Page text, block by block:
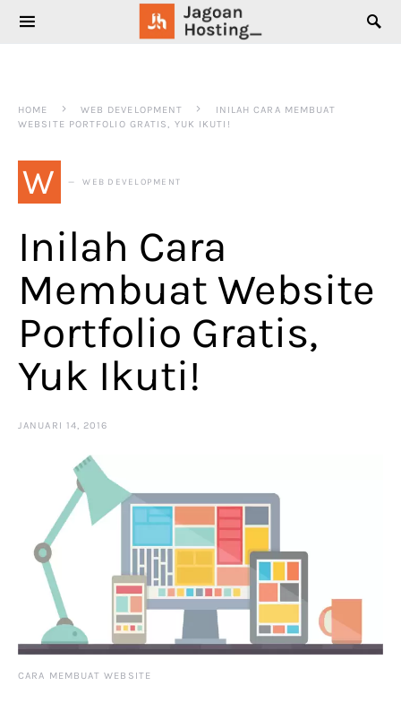
SEARCH FOR:
HOME WEB DEVELOPMENT
INILAH CARA MEMBUAT
WEBSITE PORTFOLIO GRATIS, YUK IKUTI!
W WEB DEVELOPMENT
Inilah Cara
Membuat Website
Portfolio Gratis,
Yuk Ikuti!
JANUARI 14, 2016
CARA MEMBUAT WEBSITE